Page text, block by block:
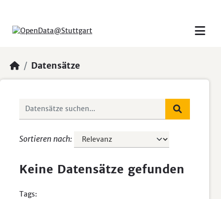
Datensätze
Sortieren nach
Keine Datensätze gefunden
Tags: